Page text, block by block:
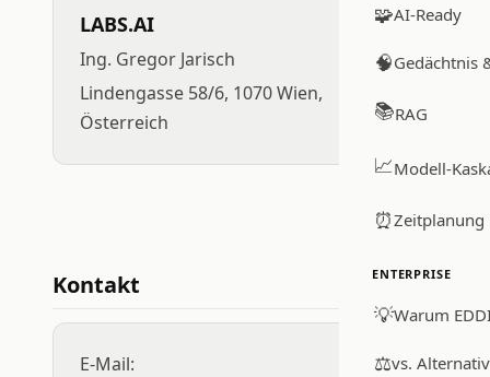
🧩AI-Ready
🧠Gedächtnis
📚RAG
📈Modell-
⏰Zeitplanung
ENTERPRISE
💡Warum
⚖️vs.
LABS.AI
Ing. Gregor Jarisch
Lindengasse 58/6, 1070 Wien,
Österreich
Kontakt
E-Mail: